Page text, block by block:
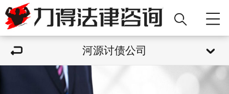
河源讨债公司